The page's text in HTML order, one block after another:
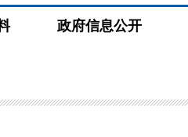
政府信息公开